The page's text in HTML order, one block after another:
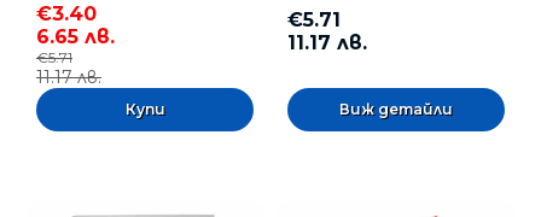
€3.40
6.65 лв.
€5.71
11.17 лв.
€5.71
11.17 лв.
Виж детайли